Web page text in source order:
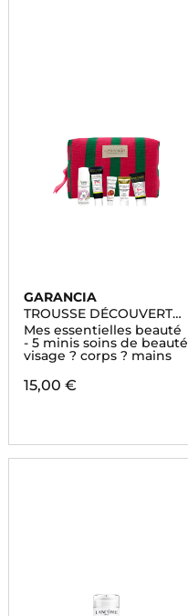
GARANCIA
TROUSSE DÉCOUVERTE
2025
Mes essentielles beauté
- 5 minis soins de beauté
visage ? corps ? mains
15,00 €